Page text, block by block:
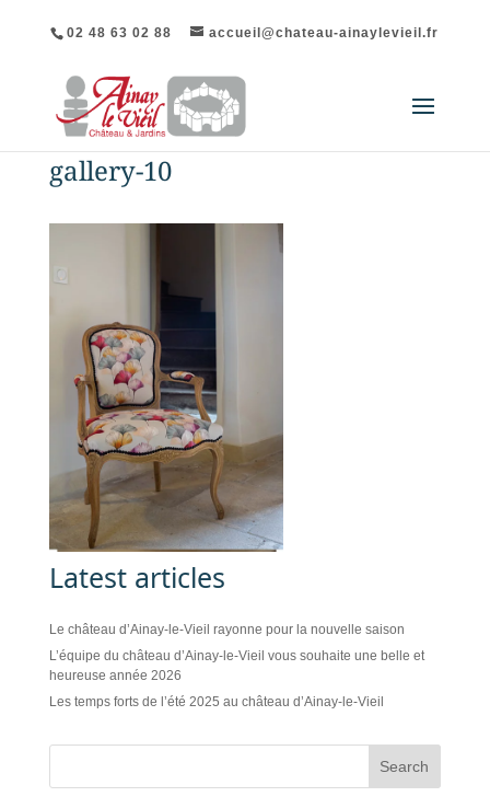
02 48 63 02 88 accueil@chateau-ainaylevieil.fr
gallery-10
Latest articles
Le château d’Ainay-le-Vieil rayonne pour la nouvelle saison
L’équipe du château d’Ainay-le-Vieil vous souhaite une belle et
heureuse année 2026
Les temps forts de l’été 2025 au château d’Ainay-le-Vieil